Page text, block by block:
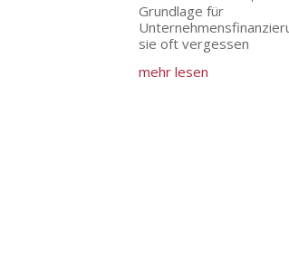
Grundlage für
sie oft vergessen
mehr lesen